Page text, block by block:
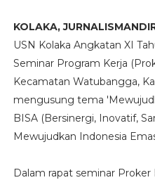
KOLAKA,
USN Kolaka Angkatan XI
Seminar Program Kerja
Kecamatan Watubangga,
mengusung tema
BISA (Bersinergi, Inovatif,
Mewujudkan Indonesia
Dalam rapat seminar Proker